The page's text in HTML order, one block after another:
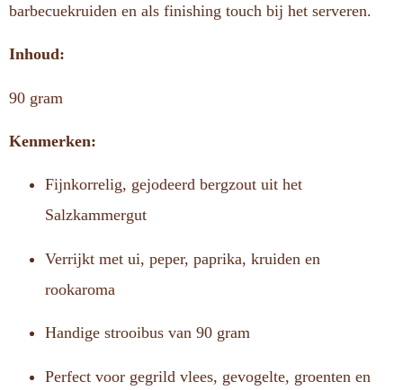
barbecuekruiden en als finishing touch bij het serveren.
Inhoud:
90 gram
Kenmerken:
Fijnkorrelig, gejodeerd bergzout uit het
Salzkammergut
Verrijkt met ui, peper, paprika, kruiden en
rookaroma
Handige strooibus van 90 gram
Perfect voor gegrild vlees, gevogelte, groenten en